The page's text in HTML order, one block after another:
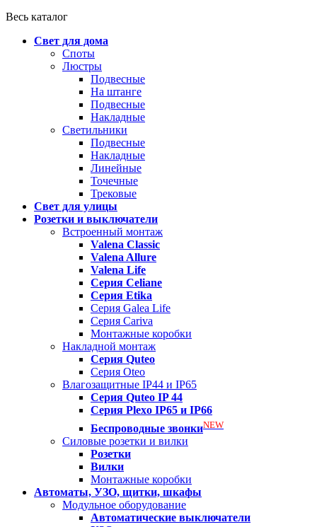
Весь каталог
Свет для дома
Споты
Люстры
Подвесные
На штанге
Подвесные
Накладные
Светильники
Подвесные
Накладные
Линейные
Точечные
Трековые
Свет для улицы
Розетки и выключатели
Встроенный монтаж
Valena Classic
Valena Allure
Valena Life
Серия Celiane
Серия Etika
Серия Galea Life
Серия Cariva
Монтажные коробки
Накладной монтаж
Серия Quteo
Серия Oteo
Влагозащитные IP44 и IP65
Серия Quteo IP 44
Серия Plexo IP65 и IP66
Беспроводные звонкиNEW
Силовые розетки и вилки
Розетки
Вилки
Монтажные коробки
Автоматы, УЗО, щитки, шкафы
Модульное оборудование
Автоматические выключатели